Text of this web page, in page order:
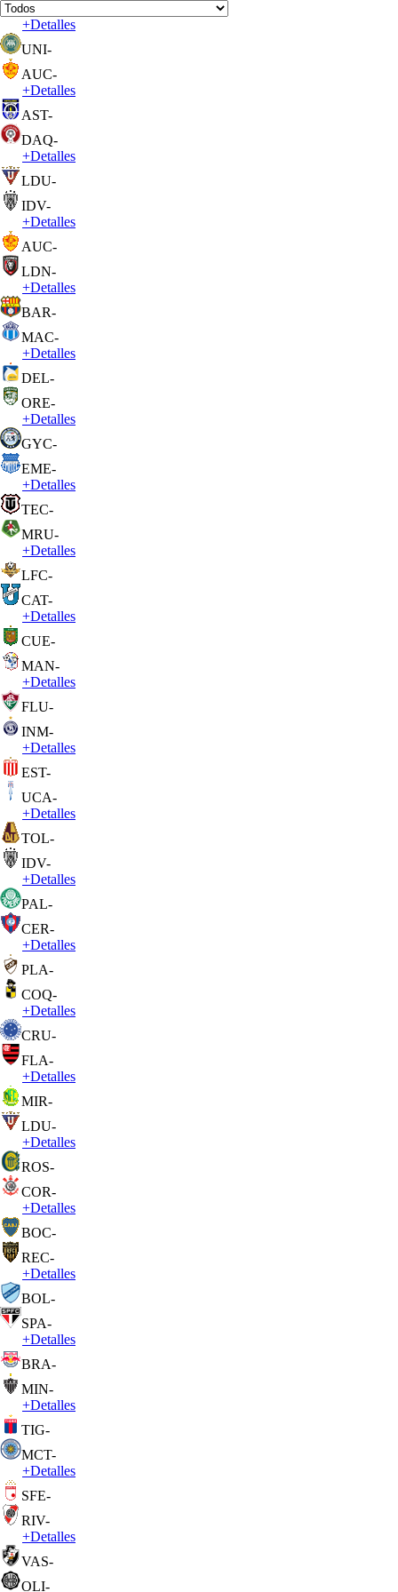
+Detalles
UNI-
AUC-
+Detalles
AST-
DAQ-
+Detalles
LDU-
IDV-
+Detalles
AUC-
LDN-
+Detalles
BAR-
MAC-
+Detalles
DEL-
ORE-
+Detalles
GYC-
EME-
+Detalles
TEC-
MRU-
+Detalles
LFC-
CAT-
+Detalles
CUE-
MAN-
+Detalles
FLU-
INM-
+Detalles
EST-
UCA-
+Detalles
TOL-
IDV-
+Detalles
PAL-
CER-
+Detalles
PLA-
COQ-
+Detalles
CRU-
FLA-
+Detalles
MIR-
LDU-
+Detalles
ROS-
COR-
+Detalles
BOC-
REC-
+Detalles
BOL-
SPA-
+Detalles
BRA-
MIN-
+Detalles
TIG-
MCT-
+Detalles
SFE-
RIV-
+Detalles
VAS-
OLI-